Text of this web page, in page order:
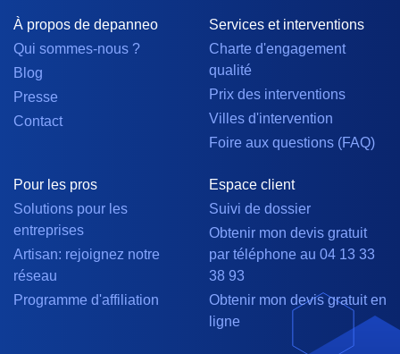
À propos de depanneo
Qui sommes-nous ?
Blog
Presse
Contact
Services et interventions
Charte d'engagement
qualité
Prix des interventions
Villes d'intervention
Foire aux questions (FAQ)
Pour les pros
Solutions pour les
entreprises
Artisan: rejoignez notre
réseau
Programme d'affiliation
Espace client
Suivi de dossier
Obtenir mon devis gratuit
par téléphone au 04 13 33
38 93
Obtenir mon devis gratuit en
ligne